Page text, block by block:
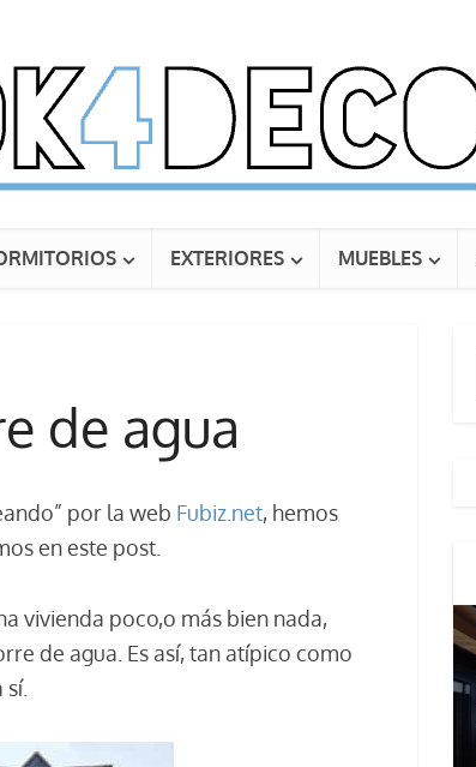
EXTERIORES MUEBLES
de agua
por la web Fubiz.net, hemos
en este post.
vivienda poco,o más bien nada,
de agua. Es así, tan atípico como